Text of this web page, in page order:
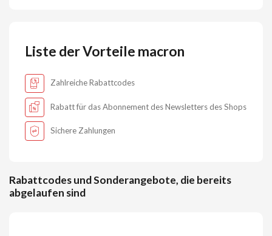
Liste der Vorteile macron
Zahlreiche Rabattcodes
Rabatt für das Abonnement des Newsletters des Shops
Sichere Zahlungen
Rabattcodes und Sonderangebote, die bereits
abgelaufen sind